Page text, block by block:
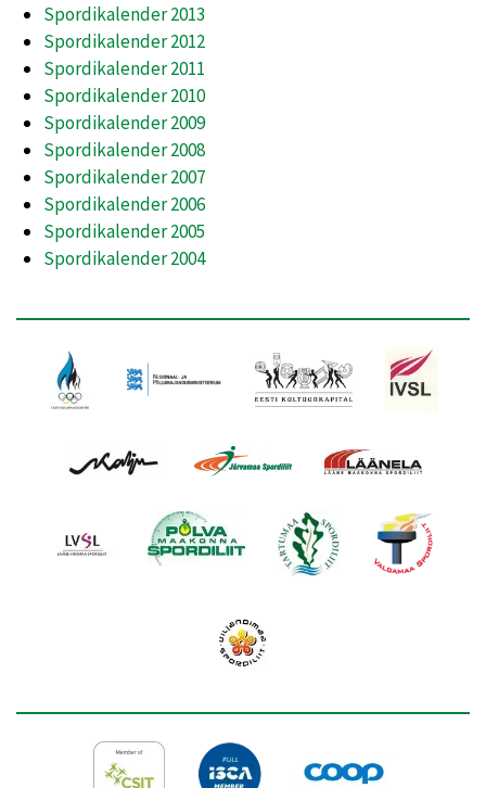
Spordikalender 2013
Spordikalender 2012
Spordikalender 2011
Spordikalender 2010
Spordikalender 2009
Spordikalender 2008
Spordikalender 2007
Spordikalender 2006
Spordikalender 2005
Spordikalender 2004